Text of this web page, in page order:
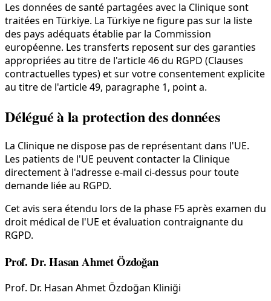
Les données de santé partagées avec la Clinique sont
traitées en Türkiye. La Türkiye ne figure pas sur la liste
des pays adéquats établie par la Commission
européenne. Les transferts reposent sur des garanties
appropriées au titre de l'article 46 du RGPD (Clauses
contractuelles types) et sur votre consentement explicite
au titre de l'article 49, paragraphe 1, point a.
Délégué à la protection des données
La Clinique ne dispose pas de représentant dans l'UE.
Les patients de l'UE peuvent contacter la Clinique
directement à l'adresse e-mail ci-dessus pour toute
demande liée au RGPD.
Cet avis sera étendu lors de la phase F5 après examen du
droit médical de l'UE et évaluation contraignante du
RGPD.
Prof. Dr. Hasan Ahmet Özdoğan
Prof. Dr. Hasan Ahmet Özdoğan Kliniği